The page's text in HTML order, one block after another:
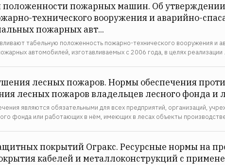
пожарных машин. Об
технического вооружения и аварийно-
пожарных авт...
табельную положенность пожарно-технического вооружения и
автомобилей, изготавливаемых с 2006 года, в целях реализации
лесных пожаров. Нормы обеспечения
лесных пожаров владельцев лесного фонда и
являются обязательными для всех предприятий, организаций,
фонда или работающих в нём, имеющих в лесах объекты
покрытий Огракс. Ресурсные нормы на
кабелей и металлоконструкций с